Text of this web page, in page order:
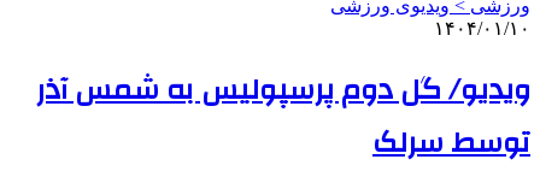
ورزشی > ویدیوی ورزشی
۱۴۰۴/۰۱/۱۰
ویدیو/ گل دوم پرسپولیس به شمس آذر
توسط سرلک